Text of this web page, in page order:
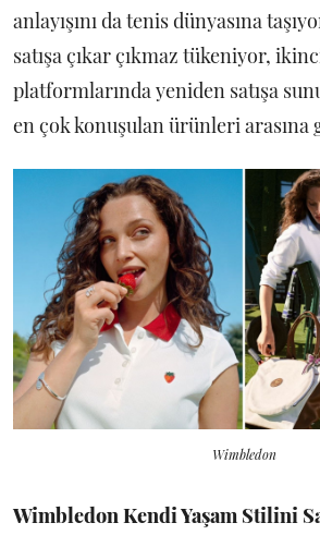
anlayışını da tenis dünyasına
satışa çıkar çıkmaz tükeniyor,
platformlarında yeniden satışa
en çok konuşulan ürünleri arasına
Wimbledon
Wimbledon Kendi Yaşam Stilini